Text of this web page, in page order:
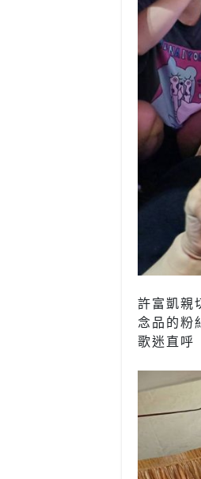
許富凱親
念品的粉
歌迷直呼